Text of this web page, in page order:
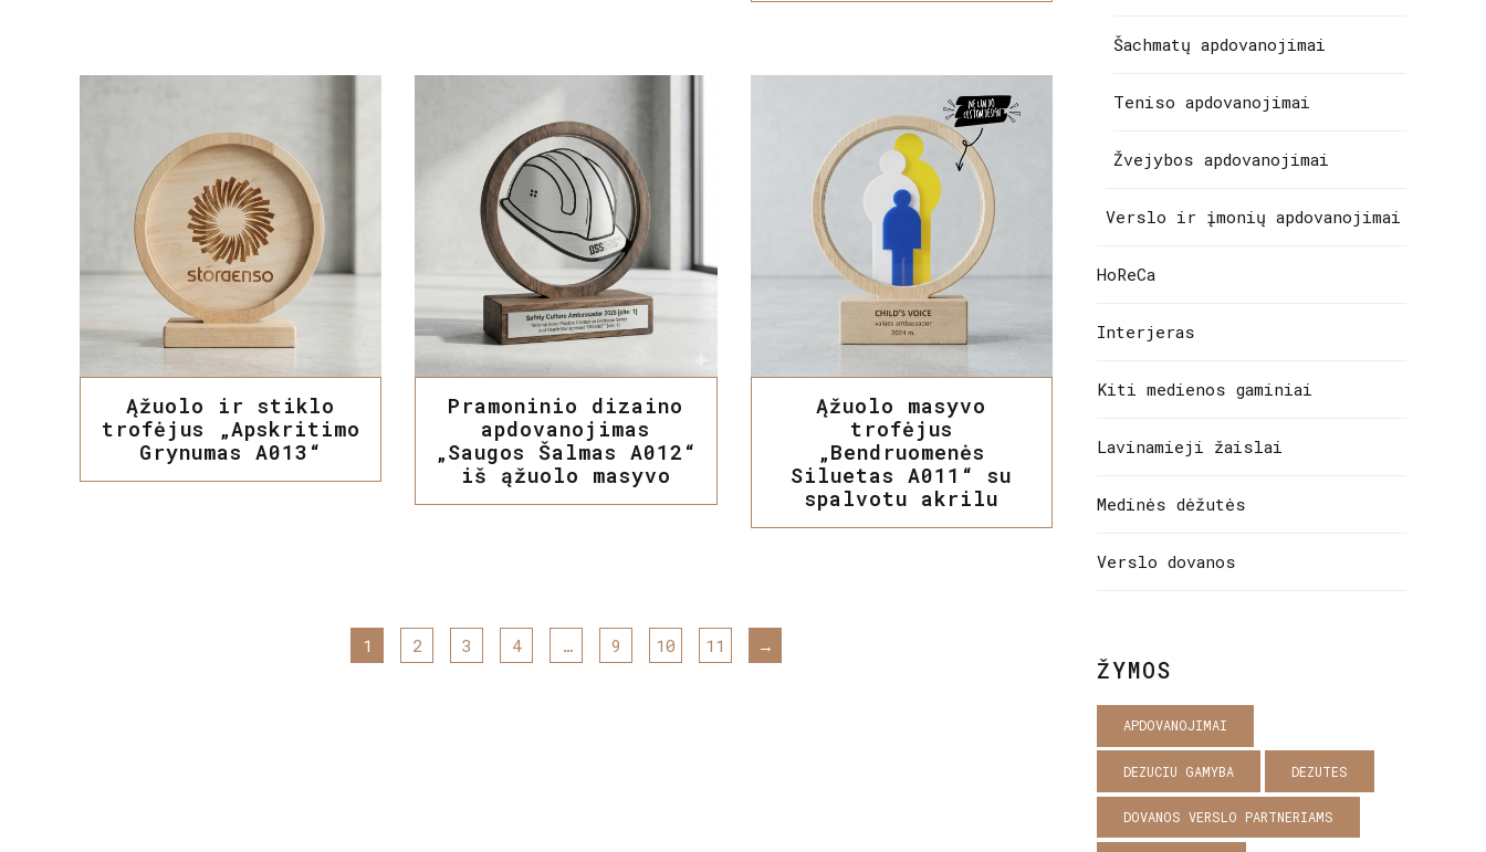
Ąžuolo ir stiklo
trofėjus „Apskritimo
Grynumas A013“
Pramoninio dizaino
apdovanojimas
„Saugos Šalmas A012“
iš ąžuolo masyvo
Ąžuolo masyvo
trofėjus
„Bendruomenės
Siluetas A011“ su
spalvotu akrilu
1 2 3 4 … 9 10 11 →
Šachmatų apdovanojimai
Teniso apdovanojimai
Žvejybos apdovanojimai
Verslo ir įmonių apdovanojimai
HoReCa
Interjeras
Kiti medienos gaminiai
Lavinamieji žaislai
Medinės dėžutės
Verslo dovanos
ŽYMOS
APDOVANOJIMAI
DEZUCIU GAMYBA DEZUTES
DOVANOS VERSLO PARTNERIAMS